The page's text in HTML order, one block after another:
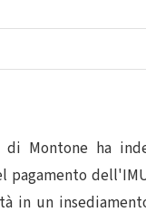
di Montone ha
in un